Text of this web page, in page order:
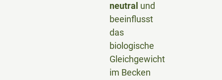
neutral und
beeinflusst
das
biologische
Gleichgewicht
im Becken